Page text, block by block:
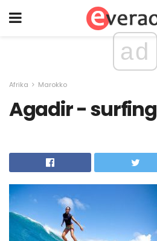
ad
Afrika Marokko
Agadir - surfing